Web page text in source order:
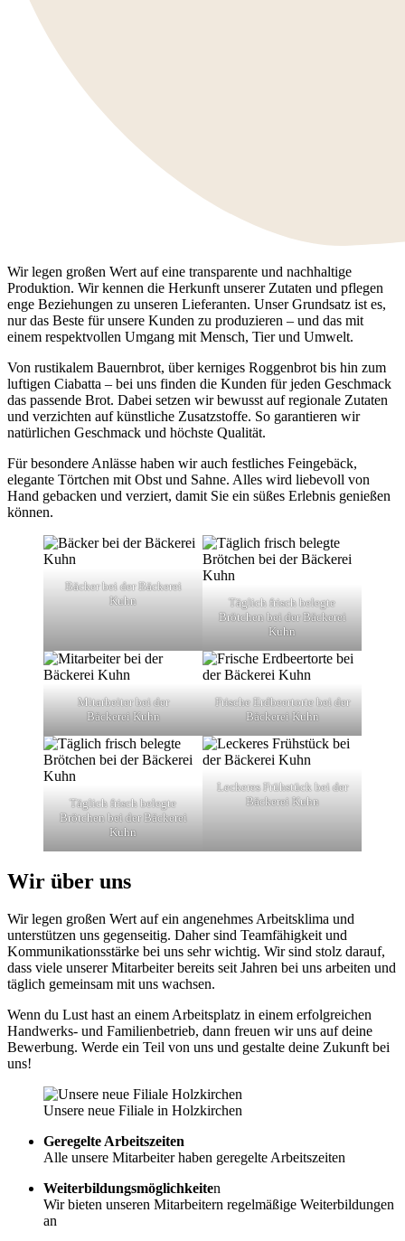
Wir legen großen Wert auf eine transparente und nachhaltige
Produktion. Wir kennen die Herkunft unserer Zutaten und pflegen
enge Beziehungen zu unseren Lieferanten. Unser Grundsatz ist es,
nur das Beste für unsere Kunden zu produzieren – und das mit
einem respektvollen Umgang mit Mensch, Tier und Umwelt.
Von rustikalem Bauernbrot, über kerniges Roggenbrot bis hin zum
luftigen Ciabatta – bei uns finden die Kunden für jeden Geschmack
das passende Brot. Dabei setzen wir bewusst auf regionale Zutaten
und verzichten auf künstliche Zusatzstoffe. So garantieren wir
natürlichen Geschmack und höchste Qualität.
Für besondere Anlässe haben wir auch festliches Feingebäck,
elegante Törtchen mit Obst und Sahne. Alles wird liebevoll von
Hand gebacken und verziert, damit Sie ein süßes Erlebnis genießen
können.
Bäcker bei der Bäckerei
Kuhn
Täglich frisch belegte
Brötchen bei der Bäckerei
Kuhn
Mitarbeiter bei der
Bäckerei Kuhn
Frische Erdbeertorte bei der
Bäckerei Kuhn
Täglich frisch belegte
Brötchen bei der Bäckerei
Kuhn
Leckeres Frühstück bei der
Bäckerei Kuhn
Wir über uns
Wir legen großen Wert auf ein angenehmes Arbeitsklima und
unterstützen uns gegenseitig. Daher sind Teamfähigkeit und
Kommunikationsstärke bei uns sehr wichtig. Wir sind stolz darauf,
dass viele unserer Mitarbeiter bereits seit Jahren bei uns arbeiten und
täglich gemeinsam mit uns wachsen.
Wenn du Lust hast an einem Arbeitsplatz in einem erfolgreichen
Handwerks- und Familienbetrieb, dann freuen wir uns auf deine
Bewerbung. Werde ein Teil von uns und gestalte deine Zukunft bei
uns!
Unsere neue Filiale in Holzkirchen
Geregelte Arbeitszeiten
Alle unsere Mitarbeiter haben geregelte Arbeitszeiten
Weiterbildungsmöglichkeiten
Wir bieten unseren Mitarbeitern regelmäßige Weiterbildungen
an